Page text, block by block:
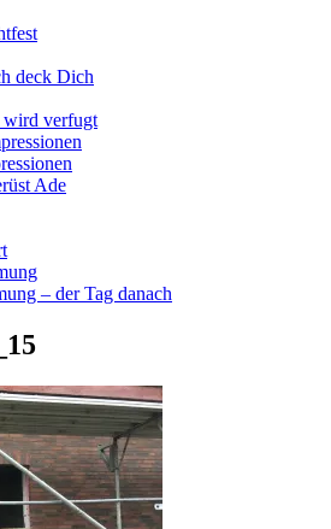
deck Dich
wird verfugt
Ade
– der Tag danach